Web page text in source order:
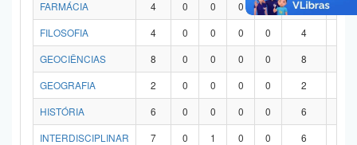
FARMÁCIA
4 0 0 0 0 4
FILOSOFIA
4 0 0 0 0 4
GEOCIÊNCIAS
8 0 0 0 0 8
GEOGRAFIA
2 0 0 0 0 2
HISTÓRIA
6 0 0 0 0 6
INTERDISCIPLINAR
7 0 1 0 0 6